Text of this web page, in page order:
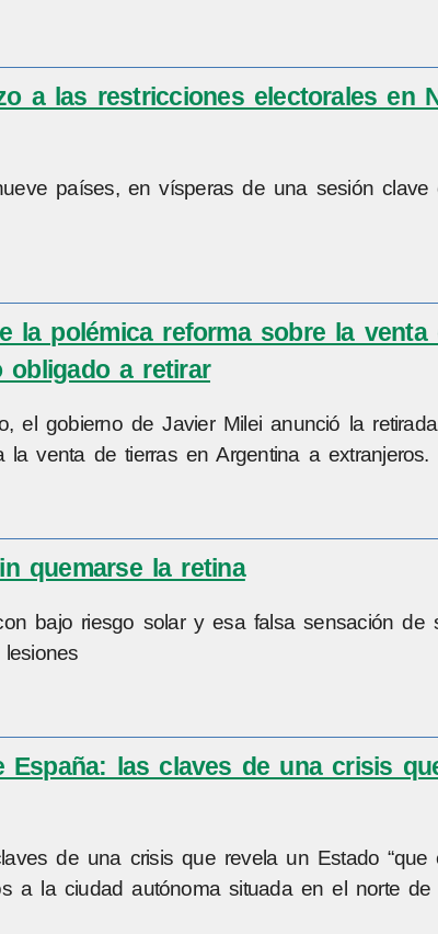
a las restricciones electorales en
países, en vísperas de una sesión
la polémica reforma sobre la
obligado a retirar
el gobierno de Javier Milei anunció la
venta de tierras en Argentina a extranjeros.
quemarse la retina
bajo riesgo solar y esa falsa sensación de
las claves de una crisis
de una crisis que revela un Estado “que
a la ciudad autónoma situada en el norte de